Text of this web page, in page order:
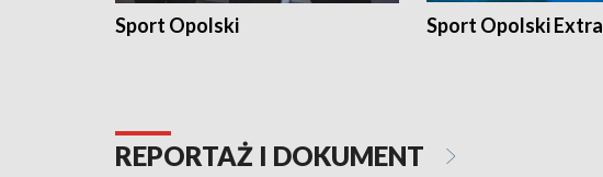
Sport Opolski Sport Opolski Extra
REPORTAŻ I DOKUMENT